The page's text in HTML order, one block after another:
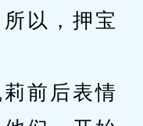
以，押宝
前后表情